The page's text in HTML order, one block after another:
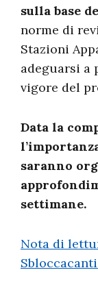
sulla base
norme di
Stazioni
adeguarsi a
vigore del
Data la
saranno
settimane.
Nota di